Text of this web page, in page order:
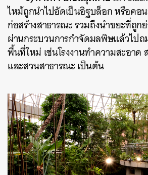
ไหม้ถูกนำไปอัดเป็นอิฐบล็อก หรือคอ
ก่อสร้างสาธารณะ รวมถึงนำขยะที่ถูก
ผ่านกระบวนการกำจัดมลพิษแล้วไปถ
พื้นที่ใหม่ เช่นโรงงานทำความสะอา
และสวนสาธารณะ เป็นต้น